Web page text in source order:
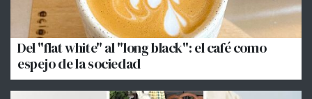
Del "flat white" al "long black": el café como
espejo de la sociedad